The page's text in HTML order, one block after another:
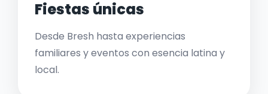
Fiestas únicas
Desde Bresh hasta experiencias
familiares y eventos con esencia latina y
local.